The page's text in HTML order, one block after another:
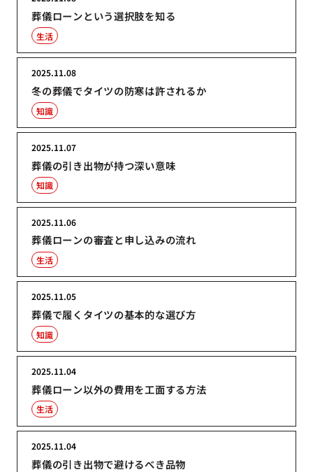
葬儀ローンという選択肢を知る
生活
冬の葬儀でタイツの防寒は許されるか
2025.11.08
知識
葬儀の引き出物が持つ深い意味
2025.11.07
知識
葬儀ローンの審査と申し込みの流れ
2025.11.06
生活
葬儀で履くタイツの基本的な選び方
2025.11.05
知識
葬儀ローン以外の費用を工面する方法
2025.11.04
生活
葬儀の引き出物で避けるべき品物
2025.11.04